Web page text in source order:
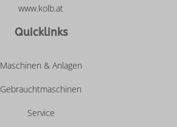
www.kolb.at
Quicklinks
Maschinen & Anlagen
Gebrauchtmaschinen
Service